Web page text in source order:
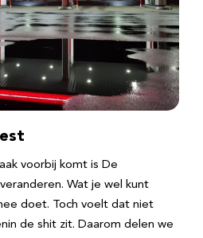
voorbij komt is De
Wat je wel kunt
doet. Toch voelt dat niet
de shit zit. Daarom delen we